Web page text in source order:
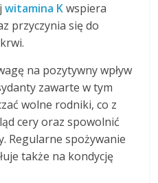
witamina Kwspiera
przyczynia się do
na pozytywny wpływ
zawarte w tym
wolne rodniki, co z
cery oraz spowolnić
Regularne spożywanie
także na kondycję